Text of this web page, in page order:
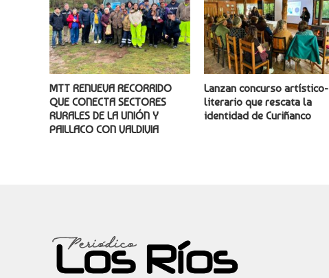
MTT RENUEVA RECORRIDO
QUE CONECTA SECTORES
RURALES DE LA UNIÓN Y
PAILLACO CON VALDIVIA
Lanzan concurso artístico-
literario que rescata la
identidad de Curiñanco